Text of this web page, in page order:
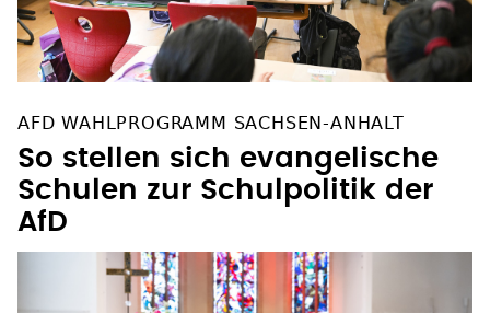
AFD WAHLPROGRAMM SACHSEN-ANHALT
So stellen sich evangelische
Schulen zur Schulpolitik der
AfD